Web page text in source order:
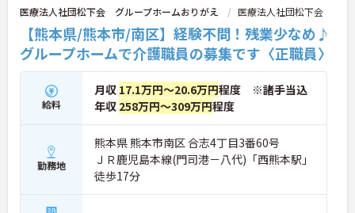
医療法人社団松下会 グループホームおりがえ 医療法人社団松下会
【熊本県/熊本市/南区】経験不問！残業少なめ♪
グループホームで介護職員の募集です〈正職員〉
給料
月収 17.1万円～20.6万円程度 ※諸手当込
年収 258万円～309万円程度
勤務地
熊本県 熊本市南区 合志4丁目3番60号
ＪＲ鹿児島本線(門司港－八代)「西熊本駅」
徒歩17分